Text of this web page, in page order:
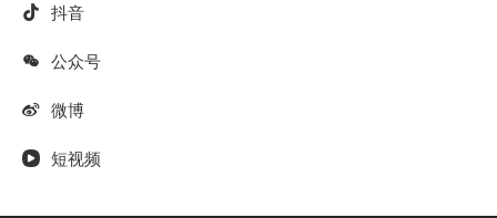
抖音
公众号
微博
短视频